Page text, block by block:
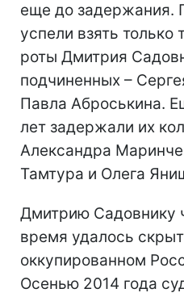
еще до задержания.
успели взять только
роты Дмитрия
подчиненных –
Павла Аброськина.
лет задержали их
Александра
Тамтура и Олега
Дмитрию Садовнику
время удалось
оккупированном
Осенью 2014 года